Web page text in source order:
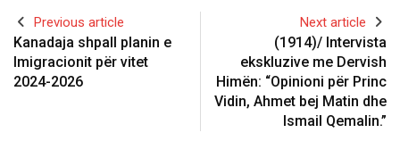
Previous article
Kanadaja shpall planin e
Imigracionit për vitet
2024-2026
Next article
(1914)/ Intervista
ekskluzive me Dervish
Himën: “Opinioni për Princ
Vidin, Ahmet bej Matin dhe
Ismail Qemalin.”